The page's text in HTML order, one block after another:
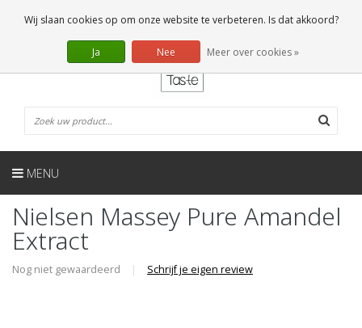
0 Artikelen
NL
MENU
Nielsen Massey Pure Amandel
Extract
Nog niet gewaardeerd | Schrijf je eigen review
Wij slaan cookies op om onze website te verbeteren. Is dat akkoord?
Ja Nee Meer over cookies »